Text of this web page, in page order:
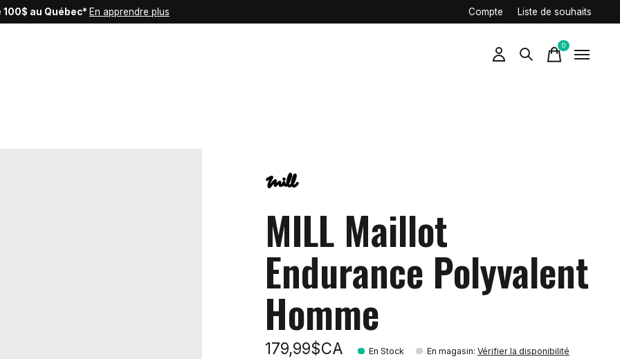
au Québec* En apprendre plus Compte Liste de souhaits
0items
MILL Maillot
Endurance Polyvalent
Homme
179,99$CA En Stock En magasin: Vérifier la disponibilité